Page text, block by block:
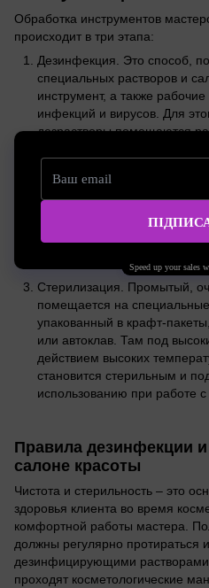
Обработка инструментов
происходит в три этапа:
Дезинфекция. Это способ,
специальных растворов и
инструмент, а также
инфекций и вирусов. Для
дезрастворы помещаются
Предстерилизационная
ультразвуковая ванна с
нее и помещается
Стерилизация. Промытый,
помещается на
упакованный в крафт-
или автоклав. Там под
действием высоких
становится стерильным и
использованию при работе
Правила дезинфекции
салоне красоты
Чистота и стерильность – это
здоровья клиента во время
комфортной работы мастера.
должны регулярно протираться
дезинфицирующими
проходят косметологические